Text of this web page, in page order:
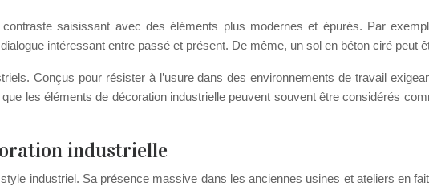
saisissant avec des éléments plus modernes et épurés. Par
intéressant entre passé et présent. De même, un sol en béton ciré peut
Conçus pour résister à l’usure dans des environnements de travail
les éléments de décoration industrielle peuvent souvent être considérés
industrielle
industriel. Sa présence massive dans les anciennes usines et ateliers en